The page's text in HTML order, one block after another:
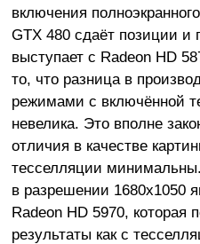
включения
GTX 480 сдаёт позиции и
выступает с Radeon HD
то, что разница в
режимами с включённой
невелика. Это вполне
отличия в качестве
тесселляции
в разрешении 1680x1050
Radeon HD 5970, которая
результаты как с